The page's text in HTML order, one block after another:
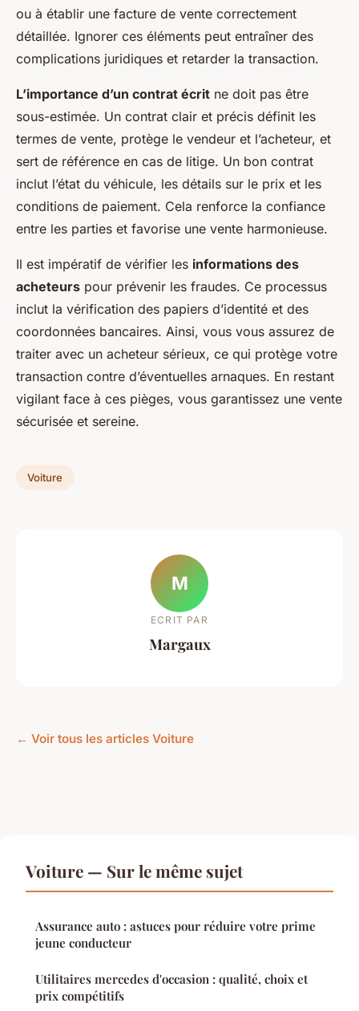
ou à établir une facture de vente correctement
détaillée. Ignorer ces éléments peut entraîner des
complications juridiques et retarder la transaction.
L’importance d’un contrat écrit ne doit pas être
sous-estimée. Un contrat clair et précis définit les
termes de vente, protège le vendeur et l’acheteur, et
sert de référence en cas de litige. Un bon contrat
inclut l’état du véhicule, les détails sur le prix et les
conditions de paiement. Cela renforce la confiance
entre les parties et favorise une vente harmonieuse.
Il est impératif de vérifier les informations des
acheteurs pour prévenir les fraudes. Ce processus
inclut la vérification des papiers d’identité et des
coordonnées bancaires. Ainsi, vous vous assurez de
traiter avec un acheteur sérieux, ce qui protège votre
transaction contre d’éventuelles arnaques. En restant
vigilant face à ces pièges, vous garantissez une vente
sécurisée et sereine.
Voiture
M
ECRIT PAR
Margaux
← Voir tous les articles Voiture
Voiture — Sur le même sujet
Assurance auto : astuces pour réduire votre prime
jeune conducteur
Utilitaires mercedes d'occasion : qualité, choix et
prix compétitifs